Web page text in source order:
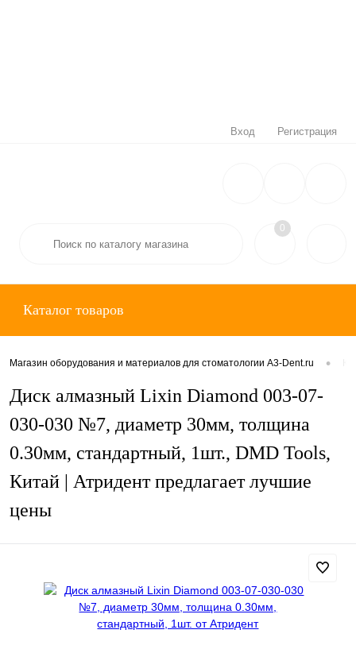
Вход Регистрация
0
Каталог товаров
Магазин оборудования и материалов для стоматологии A3-Dent.ru •
Диск алмазный Lixin Diamond 003-07-
030-030 №7, диаметр 30мм, толщина
0.30мм, стандартный, 1шт., DMD Tools,
Китай | Атридент предлагает лучшие
цены